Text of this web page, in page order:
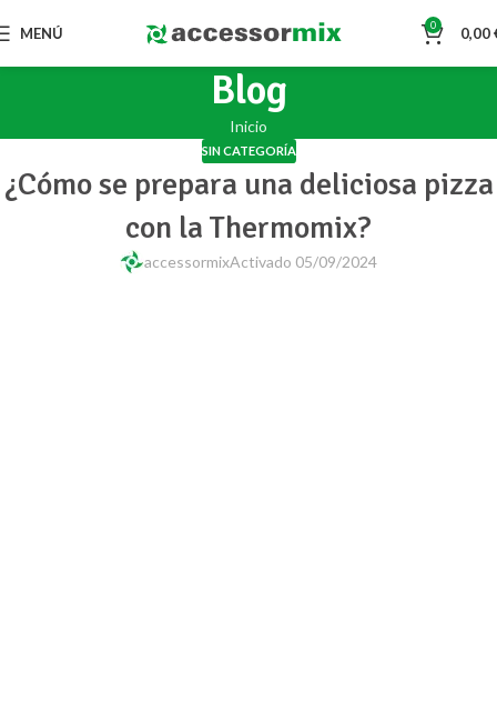
MENÚ 0 0,00
Blog
Inicio
SIN CATEGORÍA
¿Cómo se prepara una deliciosa pizza
con la Thermomix?
accessormixActivado 05/09/2024